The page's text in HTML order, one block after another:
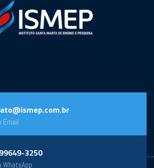
Email
3250
WhatsApp